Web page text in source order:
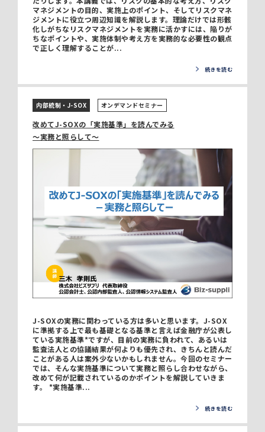
マネジメントの目的、実施上のポイント、そしてリスクマネ
ジメントに役立つ周辺知識を解説します。理論だけでは形骸
化しがちなリスクマネジメントを実務に活かすには、陥りが
ちなポイントや、実施体制や考え方を実務的な必要性の観点
で正しく理解することが...
続きを読む
内部統制・J-SOX オンデマンドセミナー
改めてJ-SOXの「実施基準」を読んでみる
～実務と照らして～
J-SOXの実務に関わっている方は多いと思います。J-SOX
に準拠する上で最も基礎となる基準と言えば金融庁が公表し
ている実施基準*ですが、目前の実務に負われて、あるいは
監査法人との協議結果が何よりも優先され、きちんと読んだ
ことがある人は案外少ないかもしれません。今回のセミナー
では、そんな実施基準について実務と照らし合わせながら、
改めて何が記載されているのかポイントを解説していきま
す。 *実施基準...
続きを読む